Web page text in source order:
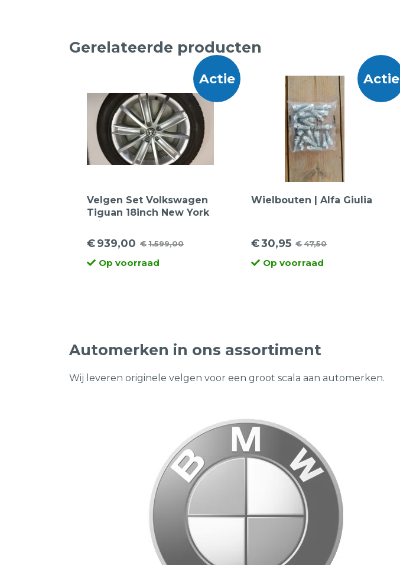
Gerelateerde producten
Actie
Velgen Set Volkswagen
Tiguan 18inch New York
Bridgestone
zomerbanden
€1.599,00
Oorspronkelijke
prijs
€939,00
Huidige
prijsOp voorraad
Actie
Wielbouten | Alfa Giulia
€47,50
Oorspronkelijke
prijs
€30,95
Huidige
prijsOp voorraad
Automerken in ons assortiment
Wij leveren originele velgen voor een groot scala aan automerken.